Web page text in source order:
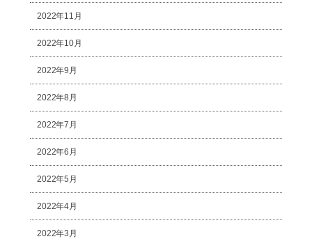
2022年11月
2022年10月
2022年9月
2022年8月
2022年7月
2022年6月
2022年5月
2022年4月
2022年3月